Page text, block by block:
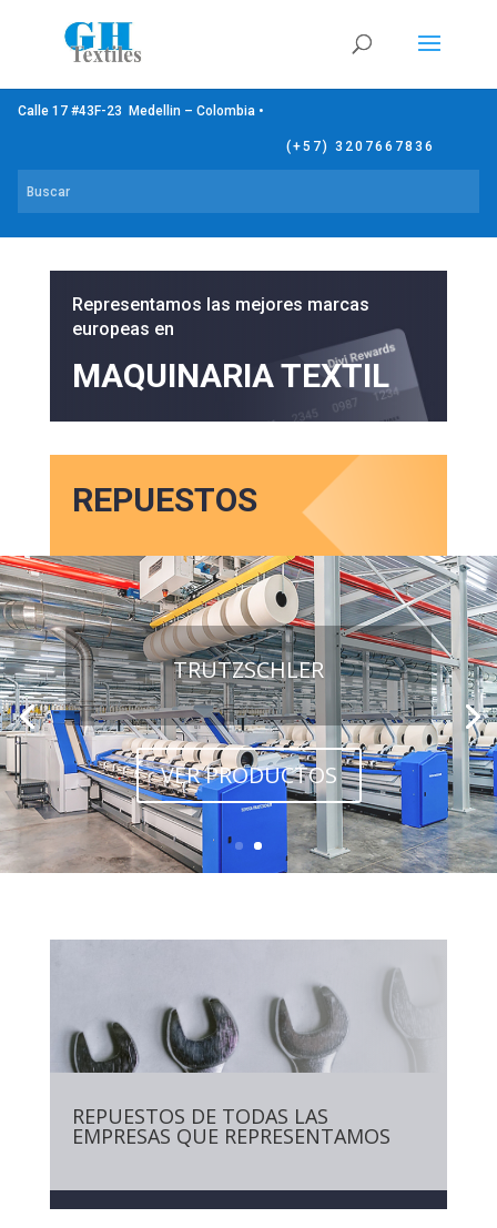
Calle 17 #43F-23 Medellin – Colombia •
(+57) 3207667836
Representamos las mejores marcas
europeas en
MAQUINARIA TEXTIL
REPUESTOS
TRUTZSCHLER
VER PRODUCTOS
REPUESTOS DE TODAS LAS
EMPRESAS QUE REPRESENTAMOS